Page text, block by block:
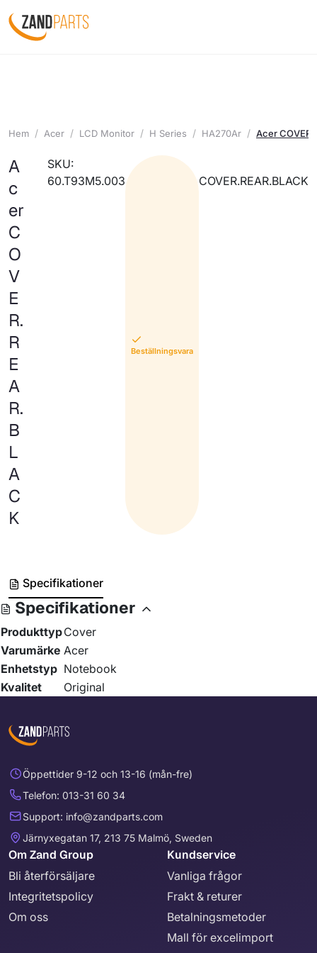
Hem Acer LCD Monitor H Series HA270Ar Acer
A
c
er
C
O
V
E
R.
R
E
A
R.
B
L
A
C
K
SKU:
60.T93M5.003
Beställningsvara
COVER.REAR.BLACK
Specifikationer
Specifikationer
ProdukttypCover
Varumärke Acer
Enhetstyp Notebook
Kvalitet
Original
Öppettider 9-12 och 13-16 (mån-fre)
Telefon: 013-31 60 34
Support: info@zandparts.com
Järnyxegatan 17, 213 75 Malmö, Sweden
Om Zand Group
Bli återförsäljare
Integritetspolicy
Om oss
Kundservice
Vanliga frågor
Frakt & returer
Betalningsmetoder
Mall för excelimport